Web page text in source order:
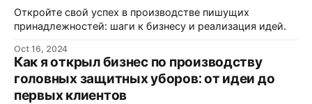
Откройте свой успех в производстве пишущих
принадлежностей: шаги к бизнесу и реализация идей.
Oct 16, 2024
Как я открыл бизнес по производству
головных защитных уборов: от идеи до
первых клиентов